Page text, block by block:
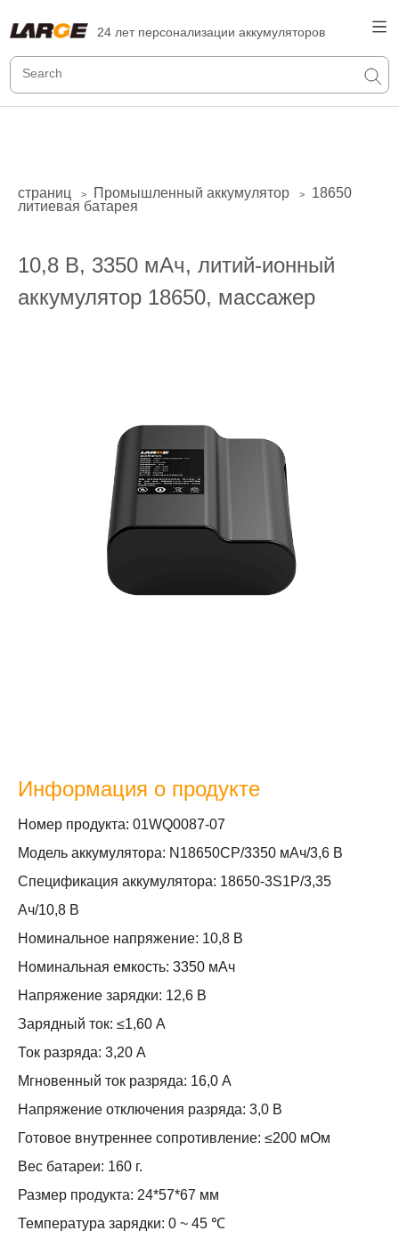
24 лет персонализации аккумуляторов
страниц > Промышленный аккумулятор >
18650
литиевая батарея
10,8 В, 3350 мАч, литий-ионный
аккумулятор 18650, массажер
Информация о продукте
Номер продукта: 01WQ0087-07
Модель аккумулятора: N18650CP/3350 мАч/3,6 В
Спецификация аккумулятора: 18650-3S1P/3,35
Ач/10,8 В
Номинальное напряжение: 10,8 В
Номинальная емкость: 3350 мАч
Напряжение зарядки: 12,6 В
Зарядный ток: ≤1,60 А
Ток разряда: 3,20 А
Мгновенный ток разряда: 16,0 А
Напряжение отключения разряда: 3,0 В
Готовое внутреннее сопротивление: ≤200 мОм
Вес батареи: 160 г.
Размер продукта: 24*57*67 мм
Температура зарядки: 0 ~ 45 ℃